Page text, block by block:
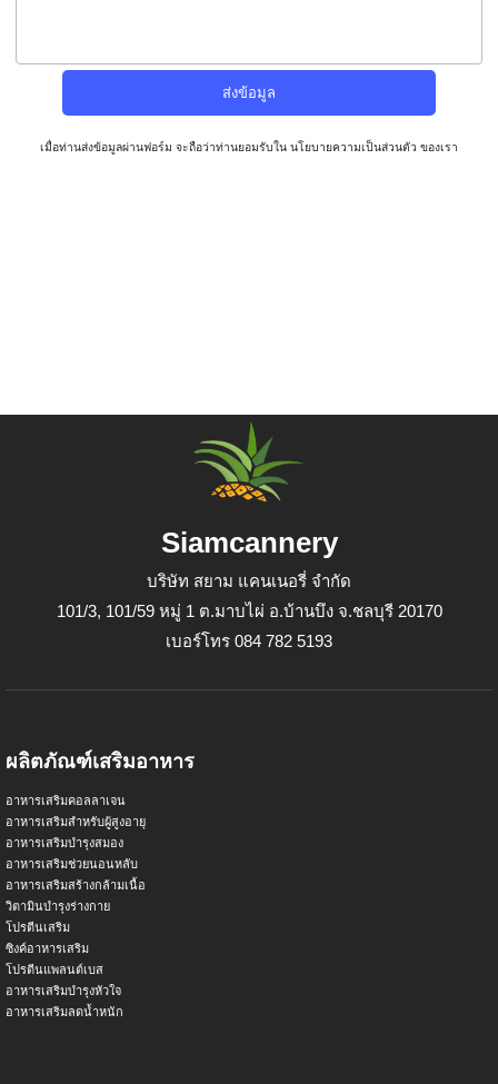
เมื่อท่านส่งข้อมูลผ่านฟอร์ม จะถือว่าท่านยอมรับใน นโยบายความเป็นส่วนตัว ของเรา
Siamcannery
บริษัท สยาม แคนเนอรี่ จำกัด
101/3, 101/59 หมู่ 1 ต.มาบไผ่ อ.บ้านบึง จ.ชลบุรี 20170
เบอร์โทร 084 782 5193
ผลิตภัณฑ์เสริมอาหาร
อาหารเสริมคอลลาเจน
อาหารเสริมสำหรับผู้สูงอายุ
อาหารเสริมบำรุงสมอง
อาหารเสริมช่วยนอนหลับ
อาหารเสริมสร้างกล้ามเนื้อ
วิตามินบำรุงร่างกาย
โปรตีนเสริม
ซิงค์อาหารเสริม
โปรตีนแพลนต์เบส
อาหารเสริมบำรุงหัวใจ
อาหารเสริมลดน้ำหนัก